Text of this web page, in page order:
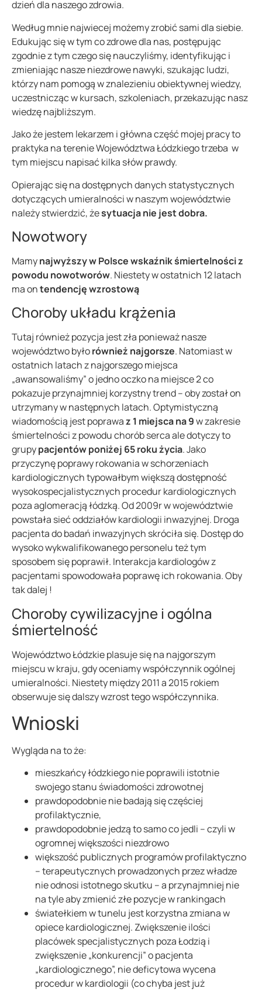
dzień dla naszego zdrowia.
Według mnie najwiecej możemy zrobić sami dla siebie.
Edukując się w tym co zdrowe dla nas, postępując
zgodnie z tym czego się nauczyliśmy, identyfikując i
zmieniając nasze niezdrowe nawyki, szukając ludzi,
którzy nam pomogą w znalezieniu obiektywnej wiedzy,
uczestnicząc w kursach, szkoleniach, przekazując nasz
wiedzę najbliższym.
Jako że jestem lekarzem i główna część mojej pracy to
praktyka na terenie Województwa Łódzkiego trzeba w
tym miejscu napisać kilka słów prawdy.
Opierając się na dostępnych danych statystycznych
dotyczących umieralności w naszym województwie
należy stwierdzić, żesytuacja nie jest dobra.
Nowotwory
Mamynajwyższy w Polsce wskaźnik śmiertelności z
powodu nowotworów. Niestety w ostatnich 12 latach
ma ontendencję wzrostową
Choroby układu krążenia
Tutaj również pozycja jest zła ponieważ nasze
województwo byłorównież najgorsze. Natomiast w
ostatnich latach z najgorszego miejsca
„awansowaliśmy” o jedno oczko na miejsce 2 co
pokazuje przynajmniej korzystny trend – oby został on
utrzymany w następnych latach. Optymistyczną
wiadomością jest poprawaz 1 miejsca na 9w zakresie
śmiertelności z powodu chorób serca ale dotyczy to
grupypacjentów poniżej 65 roku życia. Jako
przyczynę poprawy rokowania w schorzeniach
kardiologicznych typowałbym większą dostępność
wysokospecjalistycznych procedur kardiologicznych
poza aglomeracją łódzką. Od 2009r w województwie
powstała sieć oddziałów kardiologii inwazyjnej. Droga
pacjenta do badań inwazyjnych skróciła się. Dostęp do
wysoko wykwalifikowanego personelu też tym
sposobem się poprawił. Interakcja kardiologów z
pacjentami spowodowała poprawę ich rokowania. Oby
tak dalej !
Choroby cywilizacyjne i ogólna
śmiertelność
Województwo Łódzkie plasuje się na najgorszym
miejscu w kraju, gdy oceniamy współczynnik ogólnej
umieralności. Niestety między 2011 a 2015 rokiem
obserwuje się dalszy wzrost tego współczynnika.
Wnioski
Wygląda na to że:
mieszkańcy łódzkiego nie poprawili istotnie
swojego stanu świadomości zdrowotnej
prawdopodobnie nie badają się częściej
profilaktycznie,
prawdopodobnie jedzą to samo co jedli – czyli w
ogromnej większości niezdrowo
większość publicznych programów profilaktyczno
– terapeutycznych prowadzonych przez władze
nie odnosi istotnego skutku – a przynajmniej nie
na tyle aby zmienić złe pozycje w rankingach
światełkiem w tunelu jest korzystna zmiana w
opiece kardiologicznej. Zwiększenie ilości
placówek specjalistycznych poza Łodzią i
zwiększenie „konkurencji” o pacjenta
„kardiologicznego”, nie deficytowa wycena
procedur w kardiologii (co chyba jest już